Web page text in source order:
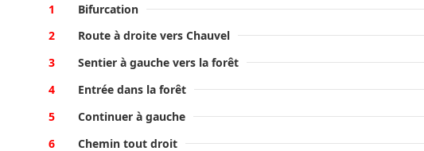
1
Bifurcation
2
Route à droite vers Chauvel
3
Sentier à gauche vers la forêt
4
Entrée dans la forêt
5
Continuer à gauche
6
Chemin tout droit